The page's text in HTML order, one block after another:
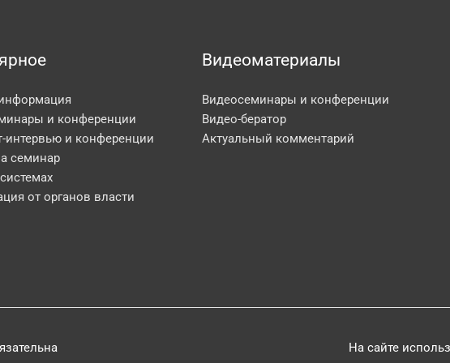
и конференции
интервью и конференции
семинар
от органов власти
Видеоматериалы
Видеосеминары и конференции
Видео-бератор
Актуальный комментарий
На сайте